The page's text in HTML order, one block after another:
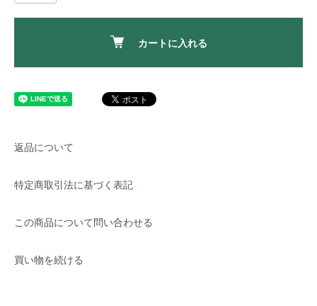
カートに入れる
返品について
特定商取引法に基づく表記
この商品について問い合わせる
買い物を続ける